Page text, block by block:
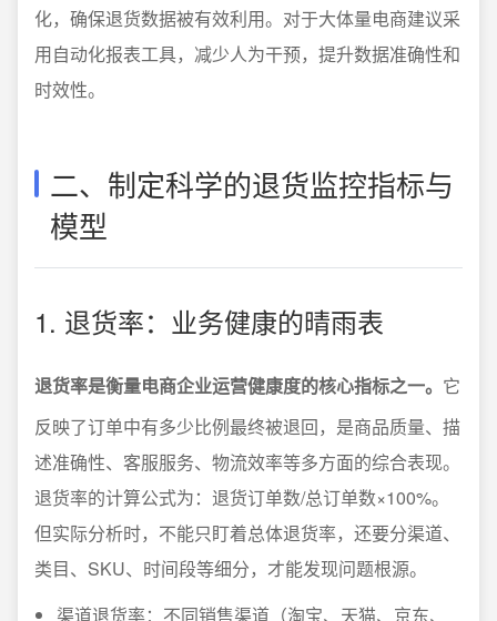
化，确保退货数据被有效利用。对于大体量电商建议采
用自动化报表工具，减少人为干预，提升数据准确性和
时效性。
二、制定科学的退货监控指标与
模型
1. 退货率：业务健康的晴雨表
退货率是衡量电商企业运营健康度的核心指标之一。 它
反映了订单中有多少比例最终被退回，是商品质量、描
述准确性、客服服务、物流效率等多方面的综合表现。
退货率的计算公式为：退货订单数/总订单数×100%。
但实际分析时，不能只盯着总体退货率，还要分渠道、
类目、SKU、时间段等细分，才能发现问题根源。
渠道退货率：不同销售渠道（淘宝、天猫、京东、